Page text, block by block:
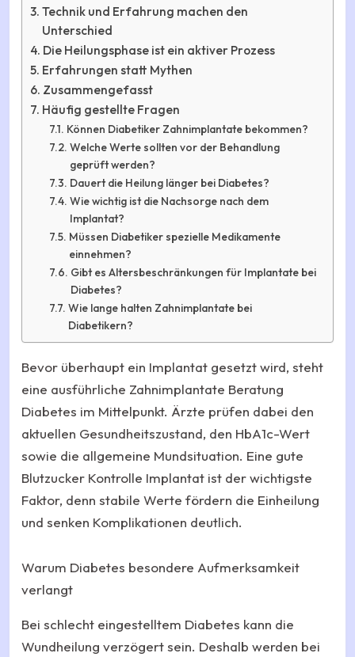
Technik und Erfahrung machen den
Unterschied
Die Heilungsphase ist ein aktiver Prozess
Erfahrungen statt Mythen
Zusammengefasst
Häufig gestellte Fragen
Können Diabetiker Zahnimplantate bekommen?
Welche Werte sollten vor der Behandlung
geprüft werden?
Dauert die Heilung länger bei Diabetes?
Wie wichtig ist die Nachsorge nach dem
Implantat?
Müssen Diabetiker spezielle Medikamente
einnehmen?
Gibt es Altersbeschränkungen für Implantate bei
Diabetes?
Wie lange halten Zahnimplantate bei
Diabetikern?
Bevor überhaupt ein Implantat gesetzt wird, steht
eine ausführliche Zahnimplantate Beratung
Diabetes im Mittelpunkt. Ärzte prüfen dabei den
aktuellen Gesundheitszustand, den HbA1c-Wert
sowie die allgemeine Mundsituation. Eine gute
Blutzucker Kontrolle Implantat ist der wichtigste
Faktor, denn stabile Werte fördern die Einheilung
und senken Komplikationen deutlich.
Warum Diabetes besondere Aufmerksamkeit
verlangt
Bei schlecht eingestelltem Diabetes kann die
Wundheilung verzögert sein. Deshalb werden bei